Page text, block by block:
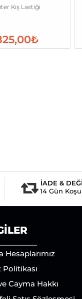
Kış Lastiği
İADE &
14 Gün
Hesaplarımız
Politikası
Cayma Hakkı